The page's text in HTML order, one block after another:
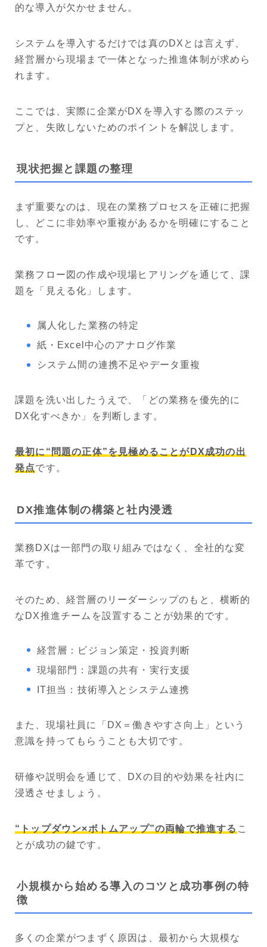
的な導入が欠かせません。
システムを導入するだけでは真のDXとは言えず、
経営層から現場まで一体となった推進体制が求めら
れます。
ここでは、実際に企業がDXを導入する際のステッ
プと、失敗しないためのポイントを解説します。
現状把握と課題の整理
まず重要なのは、現在の業務プロセスを正確に把握
し、どこに非効率や重複があるかを明確にすること
です。
業務フロー図の作成や現場ヒアリングを通じて、課
題を「見える化」します。
属人化した業務の特定
紙・Excel中心のアナログ作業
システム間の連携不足やデータ重複
課題を洗い出したうえで、「どの業務を優先的に
DX化すべきか」を判断します。
最初に“問題の正体”を見極めることがDX成功の出
発点です。
DX推進体制の構築と社内浸透
業務DXは一部門の取り組みではなく、全社的な変
革です。
そのため、経営層のリーダーシップのもと、横断的
なDX推進チームを設置することが効果的です。
経営層：ビジョン策定・投資判断
現場部門：課題の共有・実行支援
IT担当：技術導入とシステム連携
また、現場社員に「DX＝働きやすさ向上」という
意識を持ってもらうことも大切です。
研修や説明会を通じて、DXの目的や効果を社内に
浸透させましょう。
“トップダウン×ボトムアップ”の両輪で推進する こ
とが成功の鍵です。
小規模から始める導入のコツと成功事例の特
徴
多くの企業がつまずく原因は、最初から大規模な